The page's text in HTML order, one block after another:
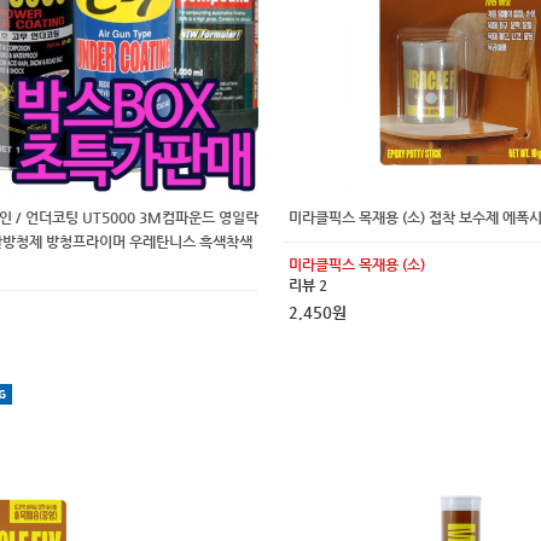
/ 언더코팅 UT5000 3M컴파운드 영일락
청제 방청프라이머 우레탄니스 흑색착색
미라클픽스 목재용 (소) 접착 보수제 에폭시
미라클픽스 목재용 (소)
리뷰 2
2,450원